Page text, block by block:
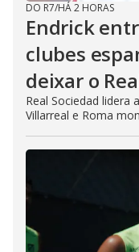
DO R7/HÁ 2 HORAS
Endrick
clubes
deixar o
Real Sociedad lidera
Villarreal e Roma